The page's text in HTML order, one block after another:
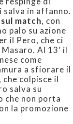
salva in affanno.
match, con
palo su azione
il Pero, che ci
Al 13’ il
come
a sfiorare il
colpisce il
salva su
che non porta
la promozione